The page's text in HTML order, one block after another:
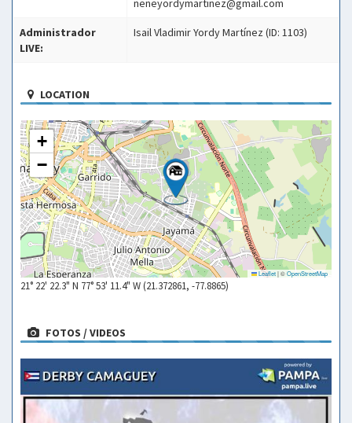
neneyordymartinez@gmail.com
Administrador
LIVE:
Isail Vladimir Yordy Martínez (ID: 1103)
LOCATION
+
−
Leaflet|©OpenStreetMap
21° 22' 22.3" N 77° 53' 11.4" W (21.372861, -77.8865)
FOTOS / VIDEOS